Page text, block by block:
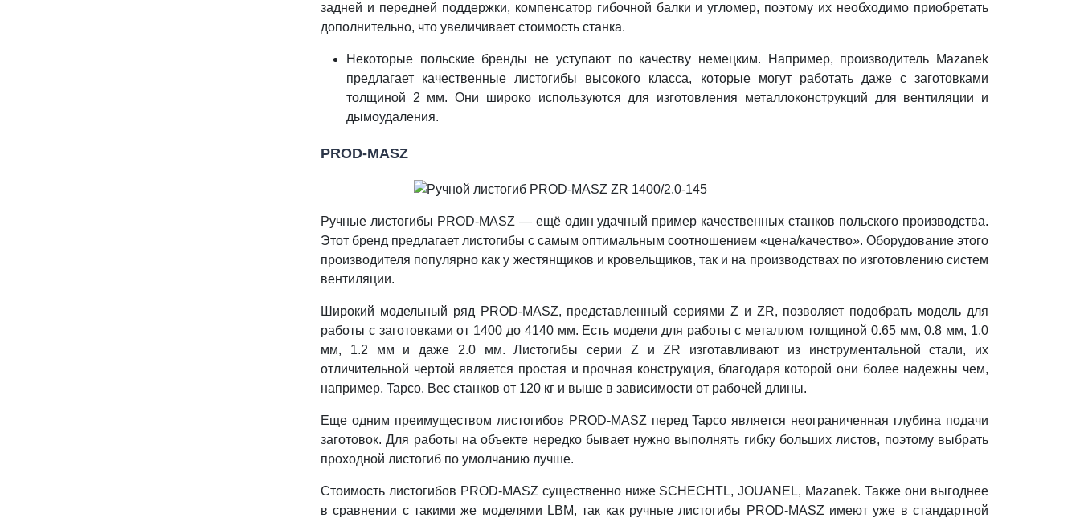
задней и передней поддержки, компенсатор гибочной балки и угломер, поэтому их необходимо приобретать
дополнительно, что увеличивает стоимость станка.
Некоторые польские бренды не уступают по качеству немецким. Например, производитель Mazanek
предлагает качественные листогибы высокого класса, которые могут работать даже с заготовками
толщиной 2 мм. Они широко используются для изготовления металлоконструкций для вентиляции и
дымоудаления.
PROD-MASZ
Ручные листогибы PROD-MASZ — ещё один удачный пример качественных станков польского производства.
Этот бренд предлагает листогибы с самым оптимальным соотношением «цена/качество». Оборудование этого
производителя популярно как у жестянщиков и кровельщиков, так и на производствах по изготовлению систем
вентиляции.
Широкий модельный ряд PROD-MASZ, представленный сериями Z и ZR, позволяет подобрать модель для
работы с заготовками от 1400 до 4140 мм. Есть модели для работы с металлом толщиной 0.65 мм, 0.8 мм, 1.0
мм, 1.2 мм и даже 2.0 мм. Листогибы серии Z и ZR изготавливают из инструментальной стали, их
отличительной чертой является простая и прочная конструкция, благодаря которой они более надежны чем,
например, Tapco. Вес станков от 120 кг и выше в зависимости от рабочей длины.
Еще одним преимуществом листогибов PROD-MASZ перед Tapco является неограниченная глубина подачи
заготовок. Для работы на объекте нередко бывает нужно выполнять гибку больших листов, поэтому выбрать
проходной листогиб по умолчанию лучше.
Стоимость листогибов PROD-MASZ существенно ниже SCHECHTL, JOUANEL, Mazanek. Также они выгоднее
в сравнении с такими же моделями LBM, так как ручные листогибы PROD-MASZ имеют уже в стандартной